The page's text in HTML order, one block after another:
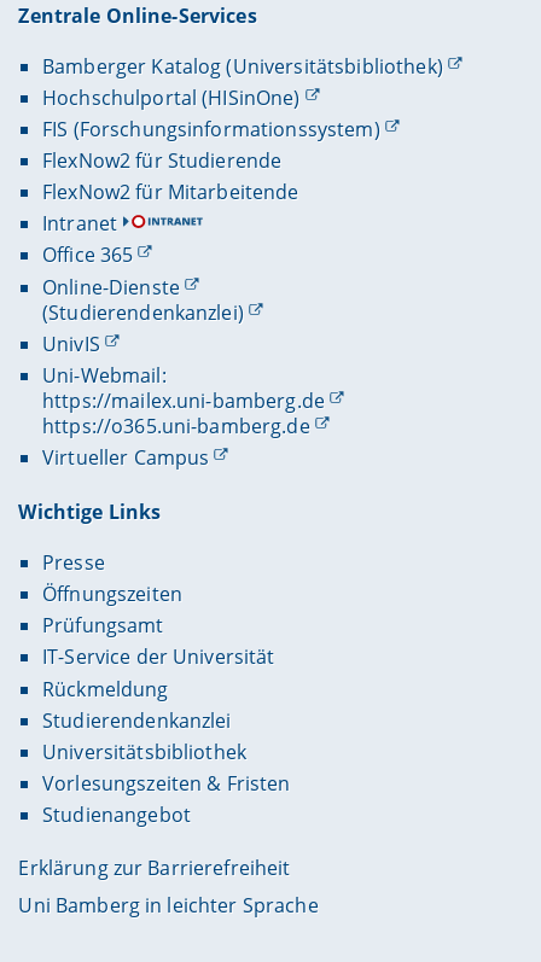
Zentrale Online-Services
Bamberger Katalog (Universitätsbibliothek)
Hochschulportal (HISinOne)
FIS (Forschungsinformationssystem)
FlexNow2 für Studierende
FlexNow2 für Mitarbeitende
Intranet
Office 365
Online-Dienste
(Studierendenkanzlei)
UnivIS
Uni-Webmail:
https://mailex.uni-bamberg.de
https://o365.uni-bamberg.de
Virtueller Campus
Wichtige Links
Presse
Öffnungszeiten
Prüfungsamt
IT-Service der Universität
Rückmeldung
Studierendenkanzlei
Universitätsbibliothek
Vorlesungszeiten & Fristen
Studienangebot
Erklärung zur Barrierefreiheit
Uni Bamberg in leichter Sprache